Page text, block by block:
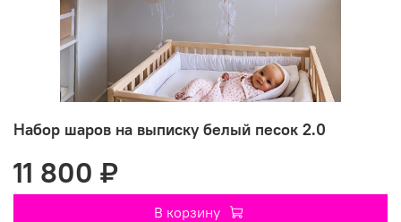
Набор шаров на выписку белый песок 2.0
11 800 ₽
В корзину